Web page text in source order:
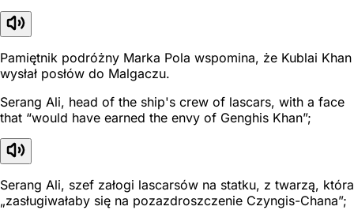
Pamiętnik podróżny Marka Pola wspomina, że Kublai Khan
wysłał posłów do Malgaczu.
Serang Ali, head of the ship's crew of lascars, with a face
that “would have earned the envy of Genghis Khan”;
Serang Ali, szef załogi lascarsów na statku, z twarzą, która
„zasługiwałaby się na pozazdroszczenie Czyngis-Chana”;